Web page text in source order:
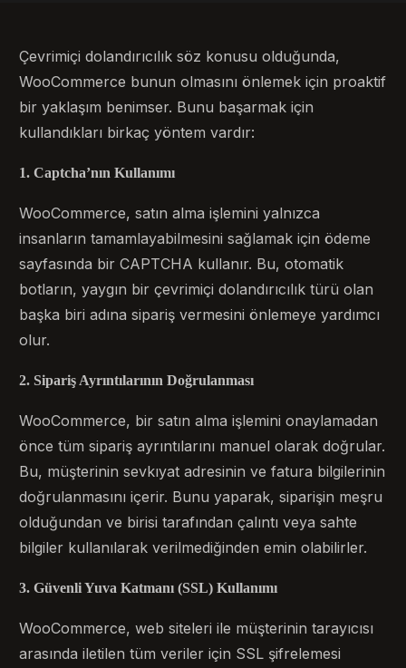
Çevrimiçi dolandırıcılık söz konusu olduğunda,
WooCommerce bunun olmasını önlemek için proaktif
bir yaklaşım benimser. Bunu başarmak için
kullandıkları birkaç yöntem vardır:
1. Captcha’nın Kullanımı
WooCommerce, satın alma işlemini yalnızca
insanların tamamlayabilmesini sağlamak için ödeme
sayfasında bir CAPTCHA kullanır. Bu, otomatik
botların, yaygın bir çevrimiçi dolandırıcılık türü olan
başka biri adına sipariş vermesini önlemeye yardımcı
olur.
2. Sipariş Ayrıntılarının Doğrulanması
WooCommerce, bir satın alma işlemini onaylamadan
önce tüm sipariş ayrıntılarını manuel olarak doğrular.
Bu, müşterinin sevkıyat adresinin ve fatura bilgilerinin
doğrulanmasını içerir. Bunu yaparak, siparişin meşru
olduğundan ve birisi tarafından çalıntı veya sahte
bilgiler kullanılarak verilmediğinden emin olabilirler.
3. Güvenli Yuva Katmanı (SSL) Kullanımı
WooCommerce, web siteleri ile müşterinin tarayıcısı
arasında iletilen tüm veriler için SSL şifrelemesi